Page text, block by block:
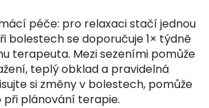
péče: pro relaxaci stačí jednou
bolestech se doporučuje 1× týdně
terapeuta. Mezi sezeními pomůže
teplý obklad a pravidelná
si změny v bolestech, pomůže
při plánování terapie.